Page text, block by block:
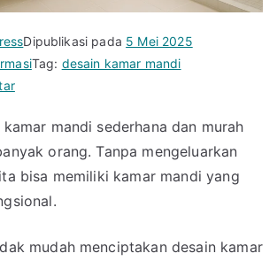
Dipublikasi pada 5 Mei 2025
Tag: desain kamar mandi
pada
Desain
Kamar
Mandi
Sederhana
Murah
mandi sederhana dan murah
orang. Tanpa mengeluarkan
bisa memiliki kamar mandi yang
mudah menciptakan desain kamar